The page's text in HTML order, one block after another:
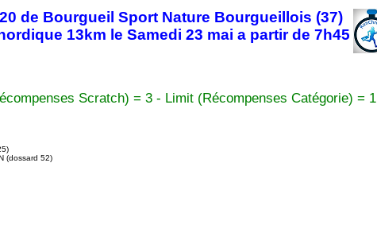
de Bourgueil Sport Nature Bourgueillois (37)
13km le Samedi 23 mai a partir de 7h45
Scratch) = 3 - Limit (Récompenses Catégorie) = 1
(dossard 52)